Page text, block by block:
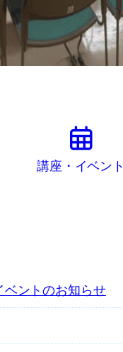
講座・イベント
ントのお知らせ